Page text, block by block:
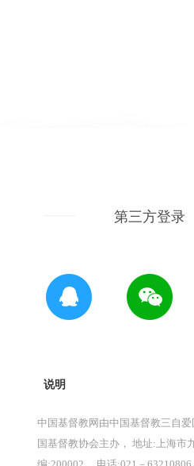
第三方登录
说明
中国基督教网由中国基督教三自
国基督教协会主办， 地址:上海市